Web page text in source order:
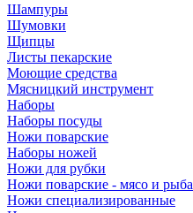
Шампуры
Шумовки
Щипцы
Листы пекарские
Моющие средства
Мясницкий инструмент
Наборы
Наборы посуды
Ножи поварские
Наборы ножей
Ножи для рубки
Ножи поварские - мясо и рыба
Ножи специализированные